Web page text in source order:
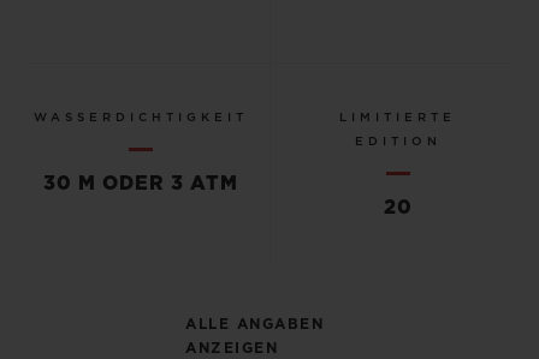
WASSERDICHTIGKEIT
30 M ODER 3 ATM
LIMITIERTE
EDITION
20
ALLE ANGABEN
ANZEIGEN